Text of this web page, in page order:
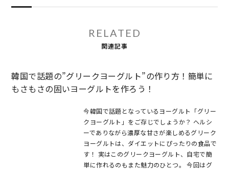
RELATED
関連記事
韓国で話題の”グリークヨーグルト”の作り方！簡単に
もさもさの固いヨーグルトを作ろう！
今韓国で話題となっているヨーグルト「グリー
クヨーグルト」をご存じでしょうか？ ヘルシ
ーでありながら濃厚な甘さが楽しめるグリーク
ヨーグルトは、ダイエットにぴったりの食品で
す！ 実はこのグリークヨーグルト、自宅で簡
単に作れるのもまた魅力のひとつ。 今回はグ